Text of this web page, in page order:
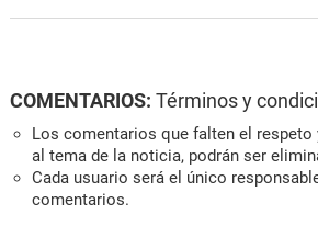
COMENTARIOS: Términos y
Los comentarios que falten el respeto
al tema de la noticia, podrán ser
Cada usuario será el único
comentarios.